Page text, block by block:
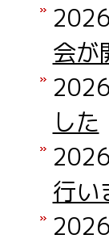
会が
した
行い